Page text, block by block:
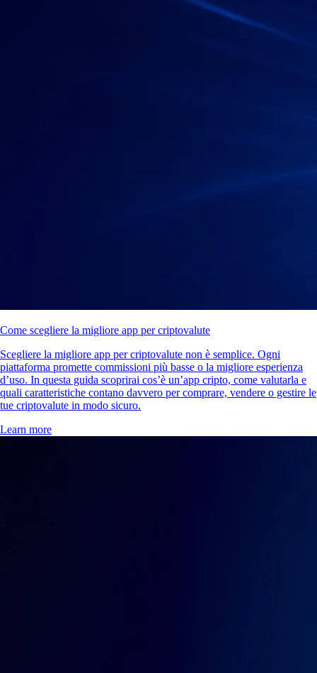
Come scegliere la migliore app per criptovalute
Scegliere la migliore app per criptovalute non è semplice. Ogni
piattaforma promette commissioni più basse o la migliore esperienza
d’uso. In questa guida scoprirai cos’è un’app cripto, come valutarla e
quali caratteristiche contano davvero per comprare, vendere o gestire le
tue criptovalute in modo sicuro.
Learn more